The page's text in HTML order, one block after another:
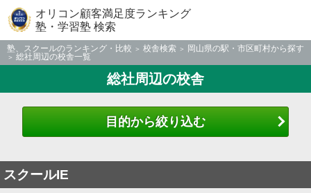
オリコン顧客満足度ランキング
塾・学習塾 検索
塾、スクールのランキング・比較 校舎検索
岡山県の駅・市区町村から探す
総社周辺の校舎一覧
総社周辺の校舎
目的から絞り込む
スクールIE